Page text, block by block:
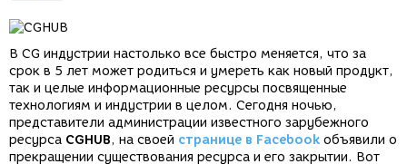
В CG индустрии настолько все быстро меняется, что за
срок в 5 лет может родиться и умереть как новый продукт,
так и целые информационные ресурсы посвященные
технологиям и индустрии в целом. Сегодня ночью,
представители администрации известного зарубежного
ресурса CGHUB, на своей странице в Facebook объявили о
прекращении существования ресурса и его закрытии. Вот